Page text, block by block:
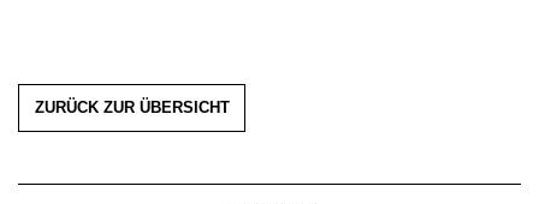
ZURÜCK ZUR ÜBERSICHT